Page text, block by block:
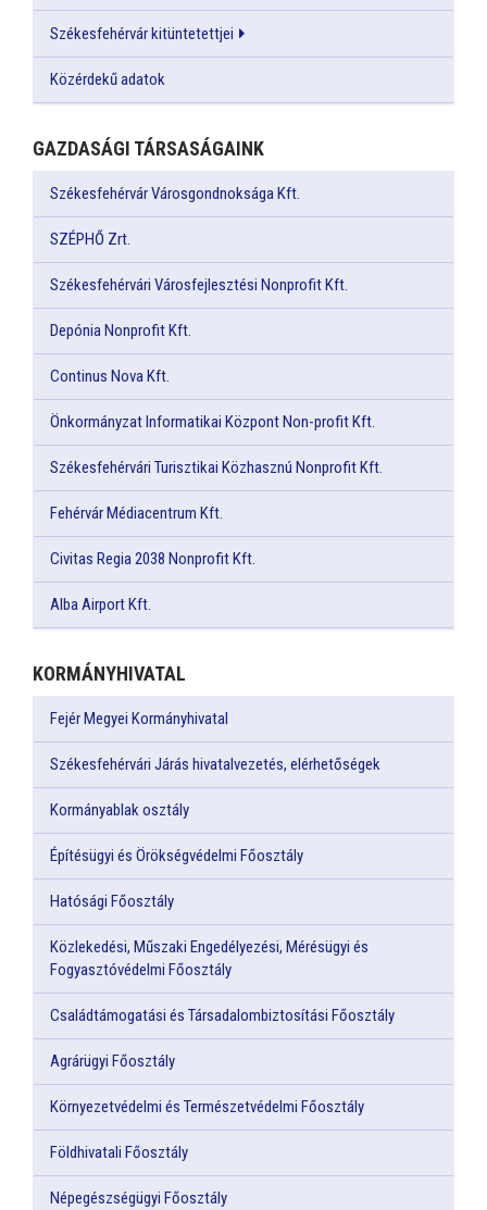
Székesfehérvár kitüntetettjei
Közérdekű adatok
GAZDASÁGI TÁRSASÁGAINK
Székesfehérvár Városgondnoksága Kft.
SZÉPHŐ Zrt.
Székesfehérvári Városfejlesztési Nonprofit Kft.
Depónia Nonprofit Kft.
Continus Nova Kft.
Önkormányzat Informatikai Központ Non-profit Kft.
Székesfehérvári Turisztikai Közhasznú Nonprofit Kft.
Fehérvár Médiacentrum Kft.
Civitas Regia 2038 Nonprofit Kft.
Alba Airport Kft.
KORMÁNYHIVATAL
Fejér Megyei Kormányhivatal
Székesfehérvári Járás hivatalvezetés, elérhetőségek
Kormányablak osztály
Építésügyi és Örökségvédelmi Főosztály
Hatósági Főosztály
Közlekedési, Műszaki Engedélyezési, Mérésügyi és
Fogyasztóvédelmi Főosztály
Családtámogatási és Társadalombiztosítási Főosztály
Agrárügyi Főosztály
Környezetvédelmi és Természetvédelmi Főosztály
Földhivatali Főosztály
Népegészségügyi Főosztály